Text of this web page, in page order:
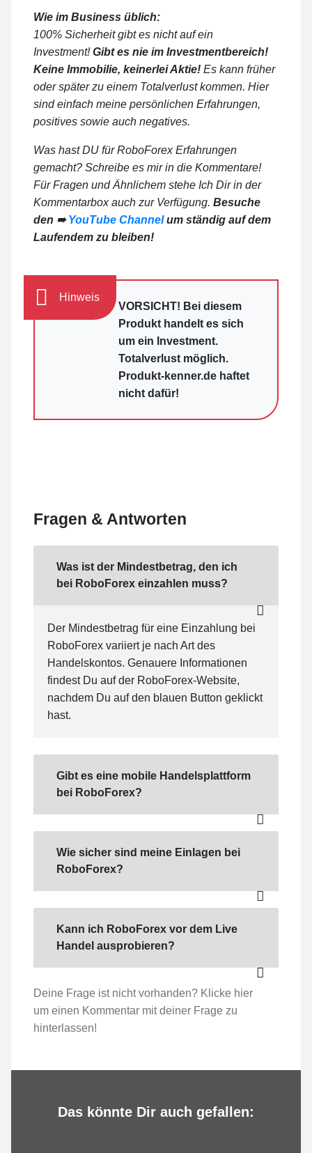
Wie im Business üblich:
100% Sicherheit gibt es nicht auf ein
Investment!Gibt es nie im Investmentbereich!
Keine Immobilie, keinerlei Aktie! Es kann früher
oder später zu einem Totalverlust kommen. Hier
sind einfach meine persönlichen Erfahrungen,
positives sowie auch negatives.
Was hast DU für RoboForex Erfahrungen
gemacht? Schreibe es mir in die Kommentare!
Für Fragen und Ähnlichem stehe Ich Dir in der
Kommentarbox auch zur Verfügung. Besuche
den ➠ YouTube Channel um ständig auf dem
Laufendem zu bleiben!
Hinweis
VORSICHT! Bei diesem
Produkt handelt es sich
um ein Investment.
Totalverlust möglich.
Produkt-kenner.de haftet
nicht dafür!
Fragen & Antworten
Was ist der Mindestbetrag, den ich
bei RoboForex einzahlen muss?
Der Mindestbetrag für eine Einzahlung bei
RoboForex variiert je nach Art des
Handelskontos. Genauere Informationen
findest Du auf der RoboForex-Website,
nachdem Du auf den blauen Button geklickt
hast.
Gibt es eine mobile Handelsplattform
bei RoboForex?
Wie sicher sind meine Einlagen bei
RoboForex?
Kann ich RoboForex vor dem Live
Handel ausprobieren?
Deine Frage ist nicht vorhanden? Klicke hier
um einen Kommentar mit deiner Frage zu
hinterlassen!
Das könnte Dir auch gefallen: